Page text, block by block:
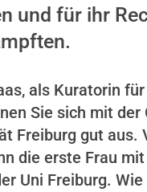
und für ihr
als Kuratorin
Sie sich mit der
Freiburg gut aus.
die erste Frau
Uni Freiburg.